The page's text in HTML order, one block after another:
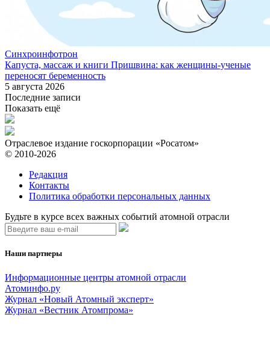
Синхроинфотрон
Капуста, массаж и книги Пришвина: как женщины-ученые
переносят беременность
5 августа 2026
Последние записи
Показать ещё
Отраслевое издание госкорпорации «Росатом»
© 2010-2026
Редакция
Контакты
Политика обработки персональных данных
Будьте в курсе всех важных событий атомной отрасли
Наши партнеры
Информационные центры атомной отрасли
Атоминфо.ру
Журнал «Новый Атомный эксперт»
Журнал «Вестник Атомпрома»